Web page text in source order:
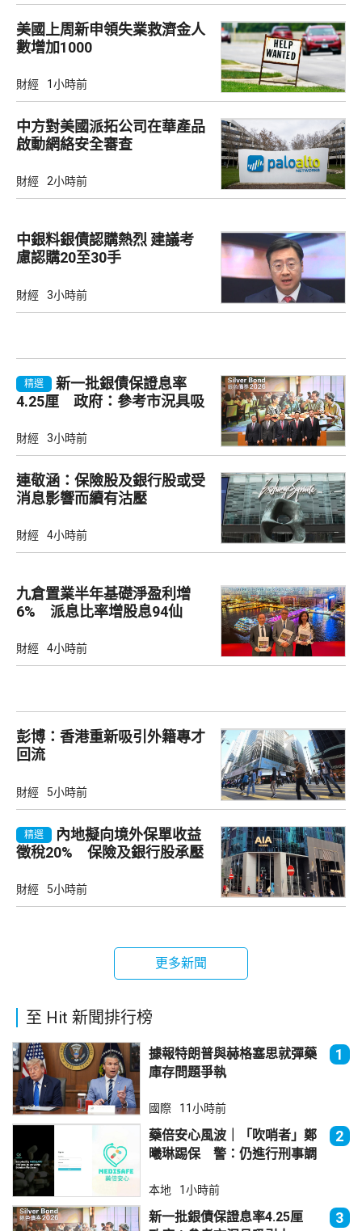
美國上周新申領失業救濟金人
數增加1000
財經 1小時前
中方對美國派拓公司在華產品
啟動網絡安全審查
財經 2小時前
中銀料銀債認購熱烈 建議考
慮認購20至30手
財經 3小時前
精選
新一批銀債保證息率
4.25厘 政府：參考市況具吸
財經 3小時前
連敬涵：保險股及銀行股或受
消息影響而續有沽壓
財經 4小時前
九倉置業半年基礎淨盈利增
6% 派息比率增股息94仙
財經 4小時前
彭博：香港重新吸引外籍專才
回流
財經 5小時前
精選
內地擬向境外保單收益
徵稅20% 保險及銀行股承壓
財經 5小時前
更多新聞
至 Hit 新聞排行榜
據報特朗普與赫格塞思就彈藥
庫存問題爭執
1
國際 11小時前
藥倍安心風波｜「吹哨者」鄭
曦琳踢保 警：仍進行刑事調
2
本地 1小時前
新一批銀債保證息率4.25厘
3